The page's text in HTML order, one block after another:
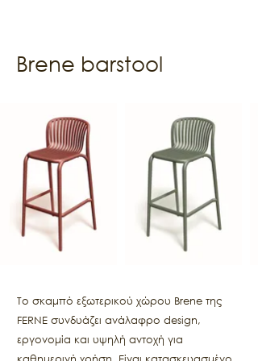
Brene barstool
Το σκαμπό εξωτερικού χώρου Brene της
FERNE συνδυάζει ανάλαφρο design,
εργονομία και υψηλή αντοχή για